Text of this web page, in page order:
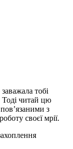
тобі
Тоді читай цю
з
своєї мрії.